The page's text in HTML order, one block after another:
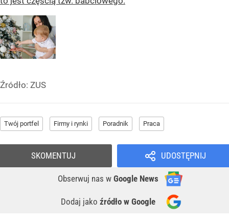
Źródło: ZUS
Twój portfel Firmy i rynki Poradnik Praca
UDOSTĘPNIJ
Obserwuj nas w Google News
Dodaj jako źródło w Google
SKOMENTUJ